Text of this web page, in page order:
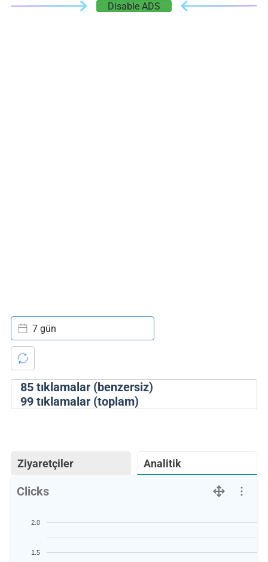
Disable ADS
85tıklamalar (benzersiz)
99tıklamalar (toplam)
7 gün
Ziyaretçiler Analitik
Clicks
1.5
2.0